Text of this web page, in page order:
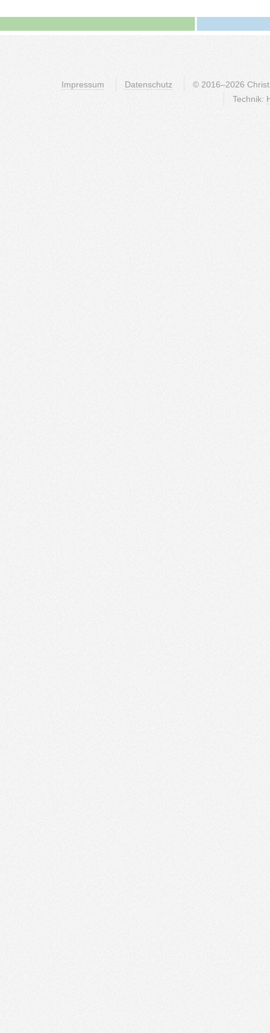
Impressum Datenschutz
© 2016–2026
Technik: